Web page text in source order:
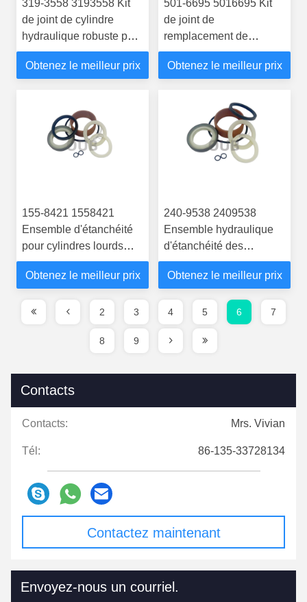
319-3558 3193558 Kit
de joint de cylindre
hydraulique robuste pour
les manutentionnaires
de conteneurs portuaires
Obtenez le meilleur prix
501-6695 5016695 Kit
de joint de
remplacement de
cylindre pour chargeuse
sur pneus avant lourde
Obtenez le meilleur prix
155-8421 1558421
Ensemble d'étanchéité
pour cylindres lourds
adapté à la pelle CAT
M315C M316D M315D
Obtenez le meilleur prix
240-9538 2409538
Ensemble hydraulique
d'étanchéité des
cylindres pour chargeurs
et excavateurs de pellets
Obtenez le meilleur prix
2 3 4 5 6 7
8 9
Contacts
Contacts: Mrs. Vivian
Tél: 86-135-33728134
Contactez maintenant
Envoyez-nous un courriel.